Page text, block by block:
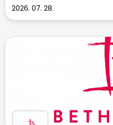
2026. 07. 28.